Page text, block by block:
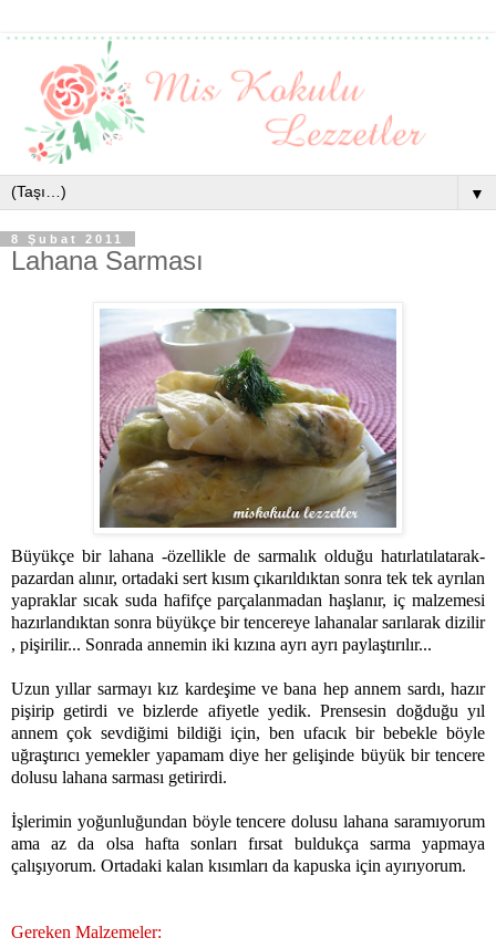
▼
8 Şubat 2011
Lahana Sarması
Büyükçe bir lahana -özellikle de sarmalık olduğu hatırlatılatarak-
pazardan alınır, ortadaki sert kısım çıkarıldıktan sonra tek tek ayrılan
yapraklar sıcak suda hafifçe parçalanmadan haşlanır, iç malzemesi
hazırlandıktan sonra büyükçe bir tencereye lahanalar sarılarak dizilir
, pişirilir... Sonrada annemin iki kızına ayrı ayrı paylaştırılır...
Uzun yıllar sarmayı kız kardeşime ve bana hep annem sardı, hazır
pişirip getirdi ve bizlerde afiyetle yedik. Prensesin doğduğu yıl
annem çok sevdiğimi bildiği için, ben ufacık bir bebekle böyle
uğraştırıcı yemekler yapamam diye her gelişinde büyük bir tencere
dolusu lahana sarması getirirdi.
İşlerimin yoğunluğundan böyle tencere dolusu lahana saramıyorum
ama az da olsa hafta sonları fırsat buldukça sarma yapmaya
çalışıyorum. Ortadaki kalan kısımları da kapuska için ayırıyorum.
Gereken Malzemeler: